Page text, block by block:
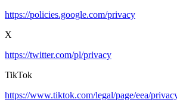
https://policies.google.com/privacy
X
https://twitter.com/pl/privacy
TikTok
https://www.tiktok.com/legal/page/eea/